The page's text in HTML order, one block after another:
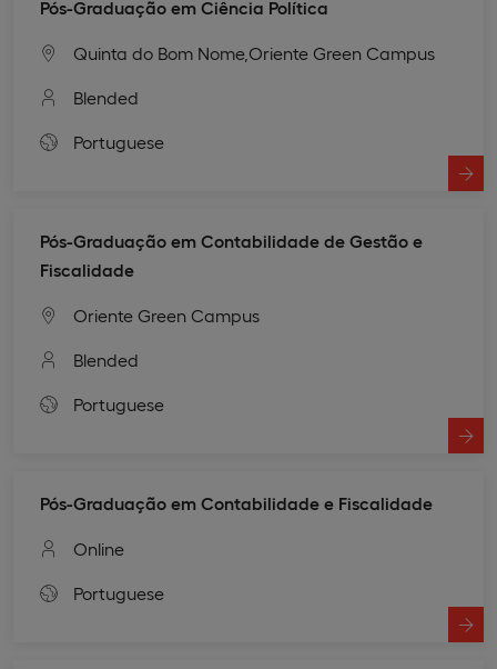
Pós-Graduação em Ciência Política
Quinta do Bom Nome, Oriente Green Campus
Blended
Portuguese
Pós-Graduação em Contabilidade de Gestão e
Fiscalidade
Oriente Green Campus
Blended
Portuguese
Pós-Graduação em Contabilidade e Fiscalidade
Online
Portuguese